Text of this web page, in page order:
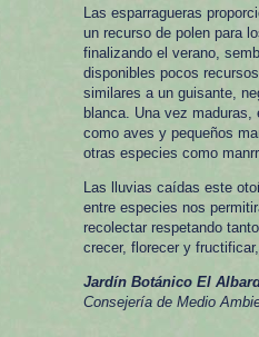
Las esparragueras
un recurso de polen para
finalizando el verano,
disponibles pocos
similares a un guisante,
blanca. Una vez
como aves y pequeños
otras especies como
Las lluvias caídas este
entre especies nos
recolectar respetando
crecer, florecer y
Jardín Botánico El
Consejería de Medio